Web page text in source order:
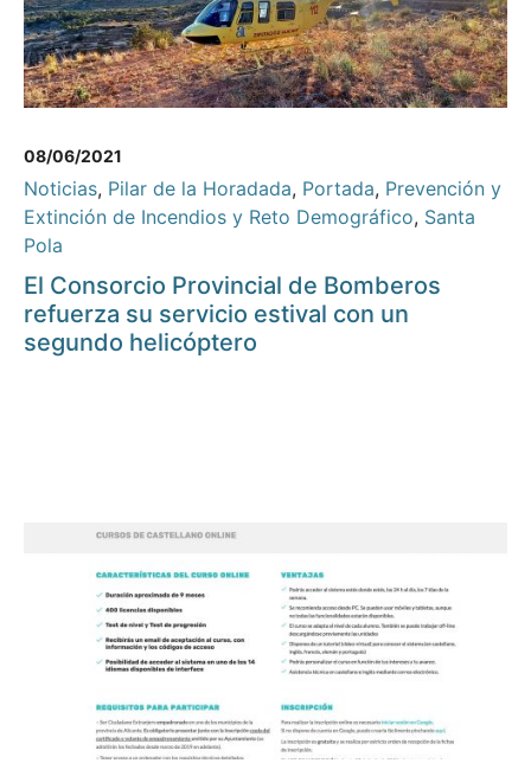
08/06/2021
Noticias, Pilar de la Horadada, Portada, Prevención y
Extinción de Incendios y Reto Demográfico, Santa
Pola
El Consorcio Provincial de Bomberos
refuerza su servicio estival con un
segundo helicóptero